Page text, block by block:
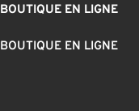
BOUTIQUE EN LIGNE
BOUTIQUE EN LIGNE